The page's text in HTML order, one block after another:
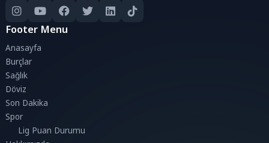
Footer Menu
Anasayfa
Burçlar
Sağlık
Döviz
Son Dakika
Spor
Lig Puan Durumu